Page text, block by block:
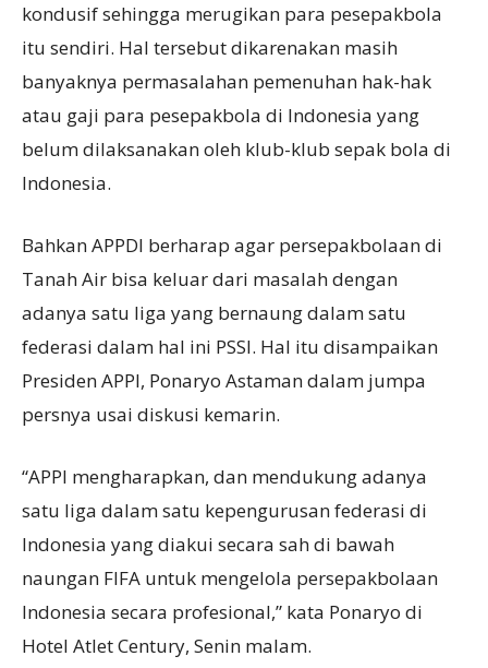
kondusif sehingga merugikan para pesepakbola
itu sendiri. Hal tersebut dikarenakan masih
banyaknya permasalahan pemenuhan hak-hak
atau gaji para pesepakbola di Indonesia yang
belum dilaksanakan oleh klub-klub sepak bola di
Indonesia.
Bahkan APPDI berharap agar persepakbolaan di
Tanah Air bisa keluar dari masalah dengan
adanya satu liga yang bernaung dalam satu
federasi dalam hal ini PSSI. Hal itu disampaikan
Presiden APPI, Ponaryo Astaman dalam jumpa
persnya usai diskusi kemarin.
“APPI mengharapkan, dan mendukung adanya
satu liga dalam satu kepengurusan federasi di
Indonesia yang diakui secara sah di bawah
naungan FIFA untuk mengelola persepakbolaan
Indonesia secara profesional,” kata Ponaryo di
Hotel Atlet Century, Senin malam.